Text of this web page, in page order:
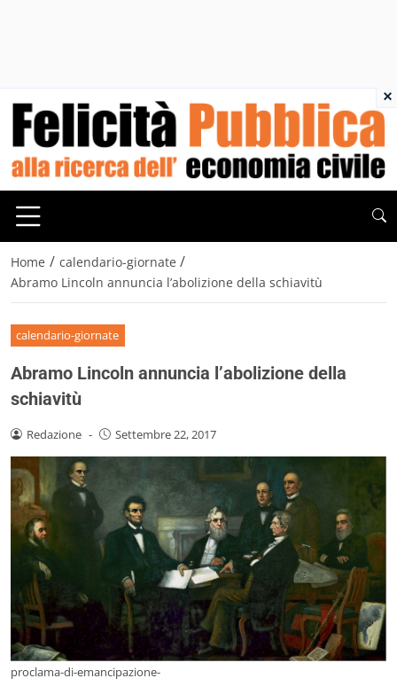
Home / calendario-giornate /
Abramo Lincoln annuncia l’abolizione della schiavitù
calendario-giornate
Abramo Lincoln annuncia l’abolizione della
schiavitù
Redazione - Settembre 22, 2017
proclama-di-emancipazione-
×